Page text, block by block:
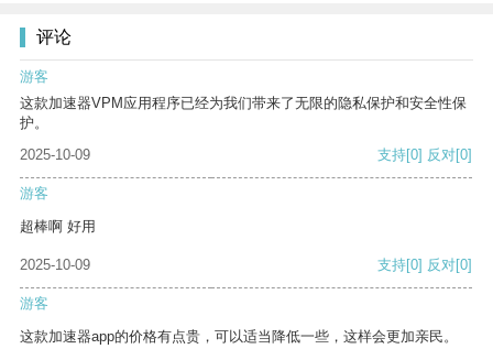
评论
游客
这款加速器VPM应用程序已经为我们带来了无限的隐私保护和安全性保
护。
2025-10-09
支持[0] 反对[0]
游客
超棒啊 好用
2025-10-09 支持[0] 反对[0]
游客
这款加速器app的价格有点贵，可以适当降低一些，这样会更加亲民。